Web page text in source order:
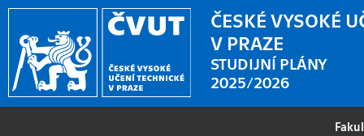
ČESKÉ VYSOKÉ
V PRAZE
STUDIJNÍ PLÁNY
2025/2026